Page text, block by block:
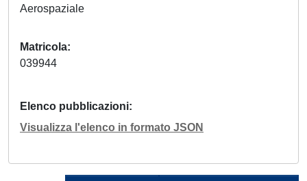
Aerospaziale
Matricola
039944
Elenco pubblicazioni
Visualizza l'elenco in formato JSON